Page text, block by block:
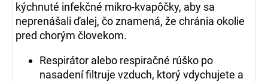
kýchnuté infekčné mikro-kvapôčky, aby sa
neprenášali ďalej, čo znamená, že chránia okolie
pred chorým človekom.
Respirátor alebo respiračné rúško po
nasadení filtruje vzduch, ktorý vdychujete a